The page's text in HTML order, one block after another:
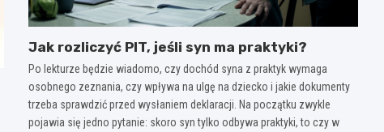
Jak rozliczyć PIT, jeśli syn ma praktyki?
Po lekturze będzie wiadomo, czy dochód syna z praktyk wymaga
osobnego zeznania, czy wpływa na ulgę na dziecko i jakie dokumenty
trzeba sprawdzić przed wysłaniem deklaracji. Na początku zwykle
pojawia się jedno pytanie: skoro syn tylko odbywa praktyki, to czy w